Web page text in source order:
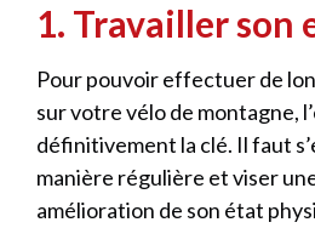
1. Travailler son
Pour pouvoir effectuer de
sur votre vélo de montagne,
définitivement la clé. Il faut
manière régulière et viser
amélioration de son état